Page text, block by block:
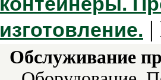
изготовление.
Обслуживание